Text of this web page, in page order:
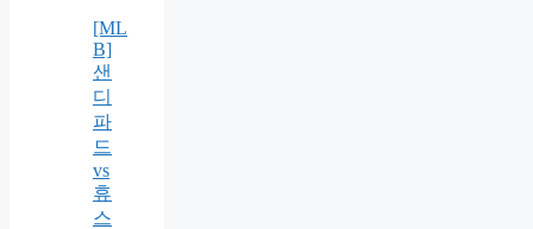
[ML
B]
샌
디
파
드
vs
휴
스